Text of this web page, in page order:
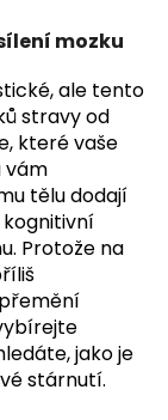
mozku
ale tento
stravy od
které vaše
vám
tělu dodají
kognitivní
Protože na
jako je
stárnutí.